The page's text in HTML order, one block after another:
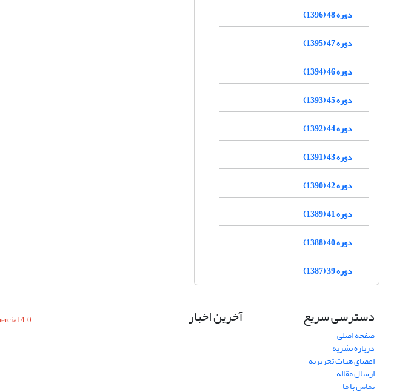
دوره 48 (1396)
دوره 47 (1395)
دوره 46 (1394)
دوره 45 (1393)
دوره 44 (1392)
دوره 43 (1391)
دوره 42 (1390)
دوره 41 (1389)
دوره 40 (1388)
دوره 39 (1387)
دسترسی سریع
صفحه اصلی
درباره نشریه
اعضای هیات تحریریه
ارسال مقاله
تماس با ما
آخرین اخبار
4.0